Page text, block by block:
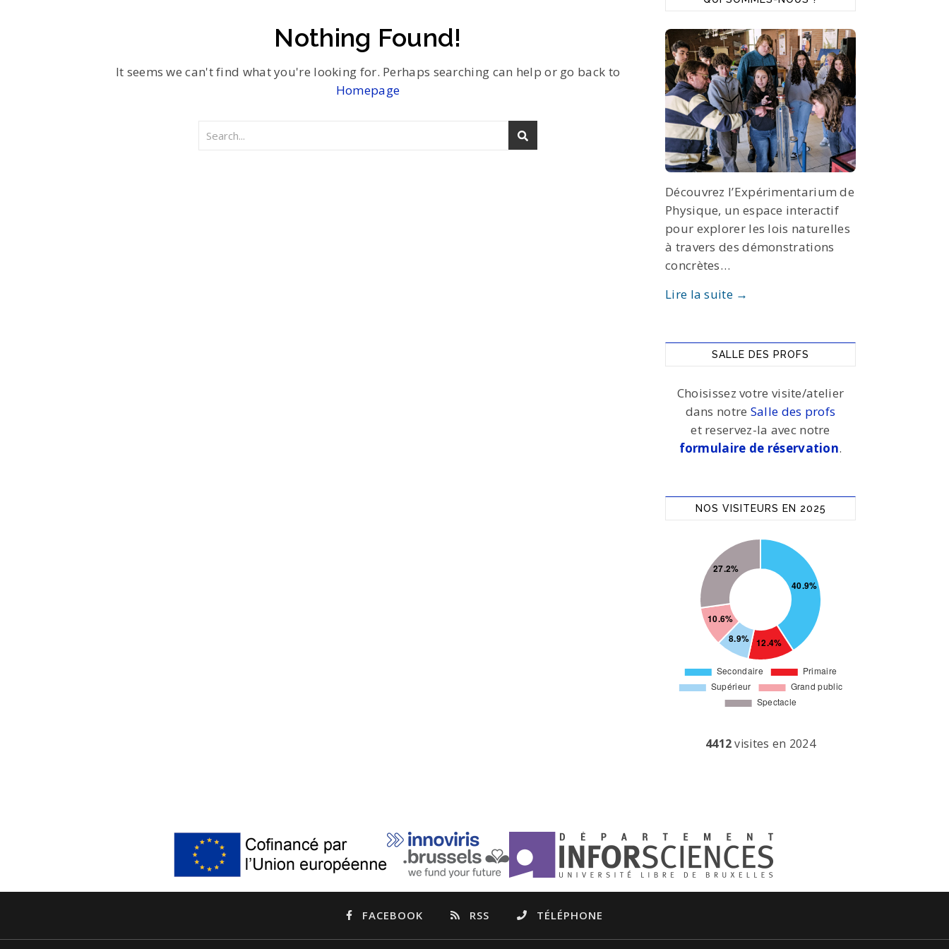
Nothing Found!
It seems we can't find what you're looking for. Perhaps searching can help or go back to
Homepage
Découvrez l’Expérimentarium de
Physique, un espace interactif
pour explorer les lois naturelles
à travers des démonstrations
concrètes…
Lire la suite →
SALLE DES PROFS
Choisissez votre visite/atelier
dans notre Salle des profs
et reservez-la avec notre
formulaire de réservation.
NOS VISITEURS EN 2025
4412visites en 2024
FACEBOOK RSS TÉLÉPHONE